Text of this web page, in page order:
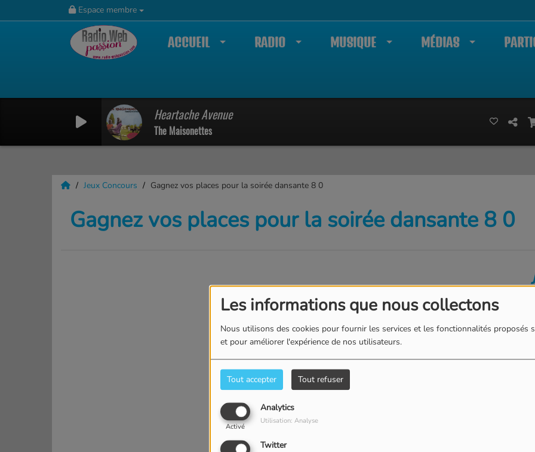
Les informations que nous collectons
Nous utilisons des cookies pour fournir les services et les fonctionnalités proposés
et pour améliorer l'expérience de nos utilisateurs.
Tout accepter Tout refuser
Analytics
Activé
Utilisation: Analyse
Twitter
8PSMQW4DND67SJ7HB4GT
Espace membre
ACCUEIL RADIO MUSIQUE MÉDIAS
Heartache Avenue
The Maisonettes
Jeux Concours Gagnez vos places pour la soirée dansante 8 0
Gagnez vos places pour la soirée dansante 8 0